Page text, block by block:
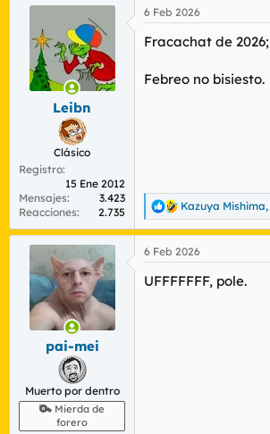
d
e
e
i
n
i
c
i
o
Leibn
Clásico
Registro
15 Ene 2012
Mensajes
3.423
Reacciones
2.735
6 Feb 2026
Fracachat de
Febreo no bisiesto.
R
e
a
c
i
Kazuya Mishima,
pai-mei
Muerto por dentro
Mierda de
forero
6 Feb 2026
UFFFFFFF, pole.